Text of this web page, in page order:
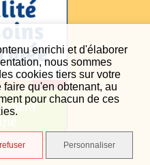
enrichi et d'élaborer
nous sommes
cookies tiers sur votre
qu'en obtenant, au
pour chacun de ces
Personnaliser